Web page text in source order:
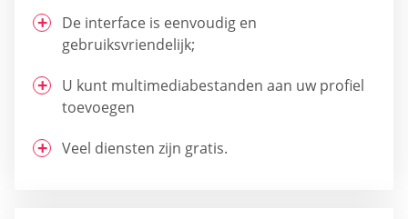
De interface is eenvoudig en
gebruiksvriendelijk;
U kunt multimediabestanden aan uw profiel
toevoegen
Veel diensten zijn gratis.